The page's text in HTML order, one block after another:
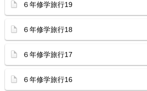
６年修学旅行19
６年修学旅行18
６年修学旅行17
６年修学旅行16